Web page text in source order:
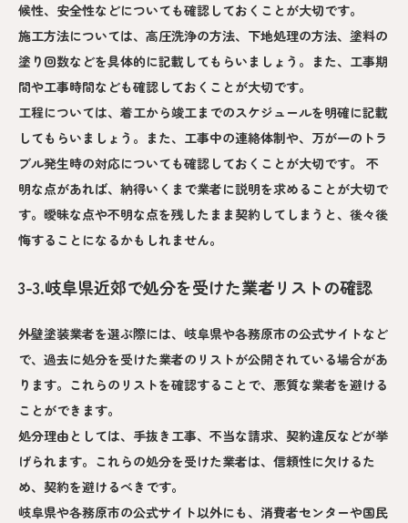
候性、安全性などについても確認しておくことが大切です。
施工方法については、高圧洗浄の方法、下地処理の方法、塗料の
塗り回数などを具体的に記載してもらいましょう。また、工事期
間や工事時間なども確認しておくことが大切です。
工程については、着工から竣工までのスケジュールを明確に記載
してもらいましょう。また、工事中の連絡体制や、万が一のトラ
ブル発生時の対応についても確認しておくことが大切です。 不
明な点があれば、納得いくまで業者に説明を求めることが大切で
す。曖昧な点や不明な点を残したまま契約してしまうと、後々後
悔することになるかもしれません。
3-3.岐阜県近郊で処分を受けた業者リストの確認
外壁塗装業者を選ぶ際には、岐阜県や各務原市の公式サイトなど
で、過去に処分を受けた業者のリストが公開されている場合があ
ります。これらのリストを確認することで、悪質な業者を避ける
ことができます。
処分理由としては、手抜き工事、不当な請求、契約違反などが挙
げられます。これらの処分を受けた業者は、信頼性に欠けるた
め、契約を避けるべきです。
岐阜県や各務原市の公式サイト以外にも、消費者センターや国民